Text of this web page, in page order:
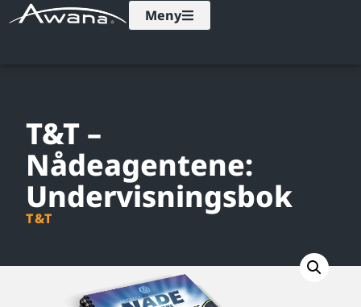
Meny
T&T –
Nådeagentene:
Undervisningsbok
T&T